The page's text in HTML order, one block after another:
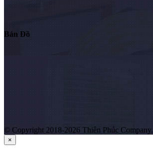
Bản Đồ
© Copyright 2018-2026 Thiên Phúc Company.
×